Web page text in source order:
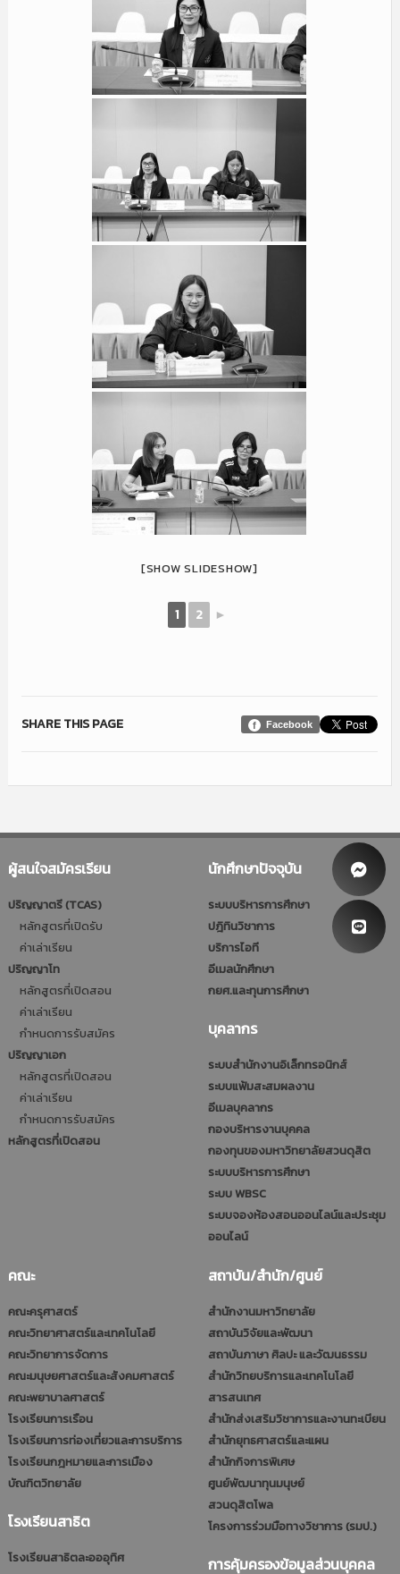
[SHOW SLIDESHOW]
1 2 ►
Facebook
SHARE THIS PAGE
ผู้สนใจสมัครเรียน
ปริญญาตรี (TCAS)
หลักสูตรที่เปิดรับ
ค่าเล่าเรียน
ปริญญาโท
หลักสูตรที่เปิดสอน
ค่าเล่าเรียน
กำหนดการรับสมัคร
ปริญญาเอก
หลักสูตรที่เปิดสอน
ค่าเล่าเรียน
กำหนดการรับสมัคร
หลักสูตรที่เปิดสอน
นักศึกษาปัจจุบัน
ระบบบริหารการศึกษา
ปฎิทินวิชาการ
บริการไอที
อีเมลนักศึกษา
กยศ.และทุนการศึกษา
บุคลากร
ระบบสำนักงานอิเล็กทรอนิกส์
ระบบแฟ้มสะสมผลงาน
อีเมลบุคลากร
กองบริหารงานบุคคล
กองทุนของมหาวิทยาลัยสวนดุสิต
ระบบบริหารการศึกษา
ระบบ WBSC
ระบบจองห้องสอนออนไลน์และประชุม
ออนไลน์
คณะ
คณะครุศาสตร์
คณะวิทยาศาสตร์และเทคโนโลยี
คณะวิทยาการจัดการ
คณะมนุษยศาสตร์และสังคมศาสตร์
คณะพยาบาลศาสตร์
โรงเรียนการเรือน
โรงเรียนการท่องเที่ยวและการบริการ
โรงเรียนกฎหมายและการเมือง
บัณฑิตวิทยาลัย
โรงเรียนสาธิต
โรงเรียนสาธิตละอออุทิศ
สถาบัน/สำนัก/ศูนย์
สำนักงานมหาวิทยาลัย
สถาบันวิจัยและพัฒนา
สถาบันภาษา ศิลปะ และวัฒนธรรม
สำนักวิทยบริการและเทคโนโลยี
สารสนเทศ
สำนักส่งเสริมวิชาการและงานทะเบียน
สำนักยุทธศาสตร์และแผน
สำนักกิจการพิเศษ
ศูนย์พัฒนาทุนมนุษย์
สวนดุสิตโพล
โครงการร่วมมือทางวิชาการ (รมป.)
การคุ้มครองข้อมูลส่วนบุคคล